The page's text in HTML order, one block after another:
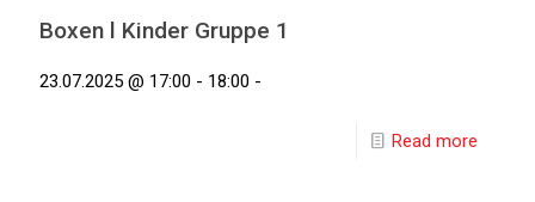
Boxen l Kinder Gruppe 1
23.07.2025 @ 17:00 - 18:00 -
Read more